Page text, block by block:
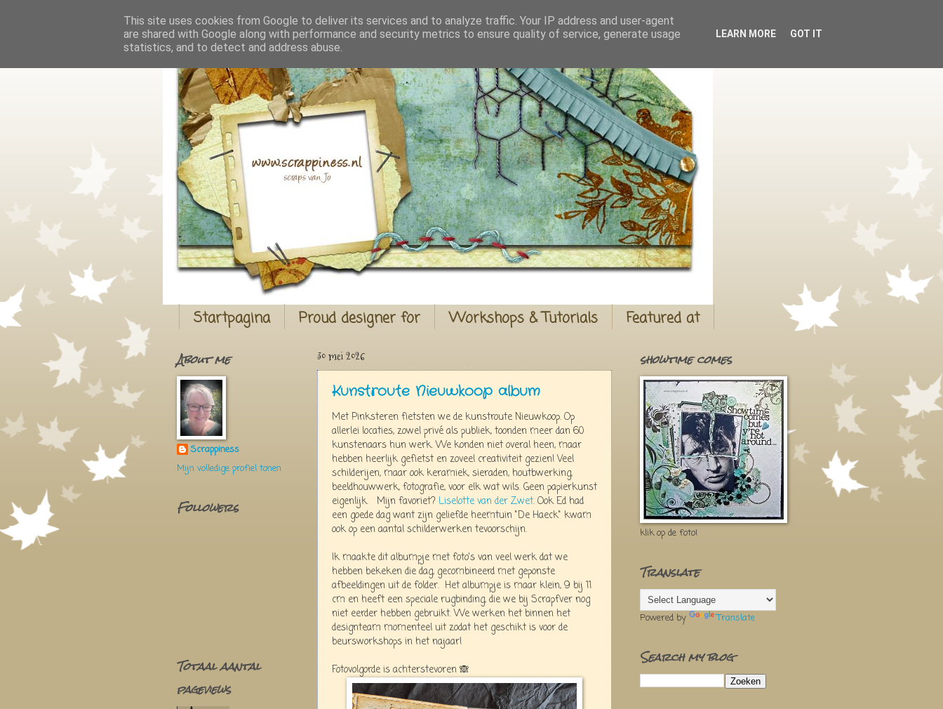
Startpagina Proud designer for Workshops & Tutorials Featured at
30 mei 2026
Kunstroute Nieuwkoop album
Met Pinksteren fietsten we de kunstroute Nieuwkoop. Op
allerlei locaties, zowel privé als publiek, toonden meer dan 60
kunstenaars hun werk. We konden niet overal heen, maar
hebben heerlijk gefietst en zoveel creativiteit gezien! Veel
schilderijen, maar ook keramiek, sieraden, houtbwerking,
beeldhouwwerk, fotografie, voor elk wat wils. Geen papierkunst
eigenlijk. Mijn favoriet?Liselotte van der Zwet. Ook Ed had
een goede dag want zijn geliefde heemtuin "De Haeck" kwam
ook op een aantal schilderwerken tevoorschijn.
Ik maakte dit albumpje met foto's van veel werk dat we
hebben bekeken die dag, gecombineerd met geponste
afbeeldingen uit de folder. Het albumpje is maar klein, 9 bij 11
cm en heeft een speciale rugbinding, die we bij Scrapfver nog
niet eerder hebben gebruikt. We werken het binnen het
designteam momenteel uit zodat het geschikt is voor de
beursworkshops in het najaar!
Fotovolgorde is achterstevoren 🙈
About me
Scrappiness
Mijn volledige profiel tonen
Followers
Totaal aantal
pageviews
showtime comes
klik op de foto!
Translate
Powered by Translate
Search my blog
This site uses cookies from Google to deliver its services and to analyze traffic. Your IP address and user-agent
are shared with Google along with performance and security metrics to ensure quality of service, generate usage
statistics, and to detect and address abuse.
LEARN MORE GOT IT